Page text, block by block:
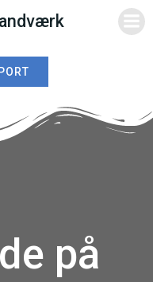
på